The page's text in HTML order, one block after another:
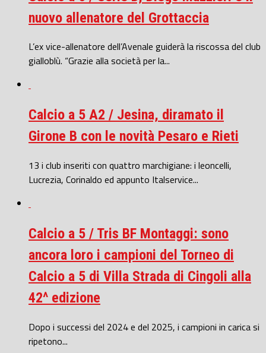
nuovo allenatore del Grottaccia
L’ex vice-allenatore dell’Avenale guiderà la riscossa del club
gialloblù. “Grazie alla società per la...
Calcio a 5 A2 / Jesina, diramato il
Girone B con le novità Pesaro e Rieti
13 i club inseriti con quattro marchigiane: i leoncelli,
Lucrezia, Corinaldo ed appunto Italservice...
Calcio a 5 / Tris BF Montaggi: sono
ancora loro i campioni del Torneo di
Calcio a 5 di Villa Strada di Cingoli alla
42^ edizione
Dopo i successi del 2024 e del 2025, i campioni in carica si
ripetono...